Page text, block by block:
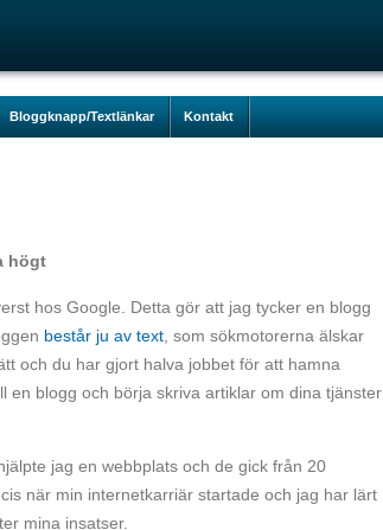
Bloggknapp/Textlänkar Kontakt
högt
hos Google. Detta gör att jag tycker en blogg
består ju av text , som sökmotorerna älskar
och du har gjort halva jobbet för att hamna
en blogg och börja skriva artiklar om dina tjänster
jag en webbplats och de gick från 20
när min internetkarriär startade och jag har lärt
mina insatser.